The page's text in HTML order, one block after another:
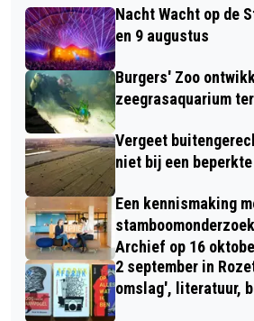
Nacht Wacht op de
en 9 augustus
Burgers' Zoo
zeegrasaquarium
Vergeet
niet bij een
Een kennismaking
Archief op 16
2 september in
omslag', literatuur,